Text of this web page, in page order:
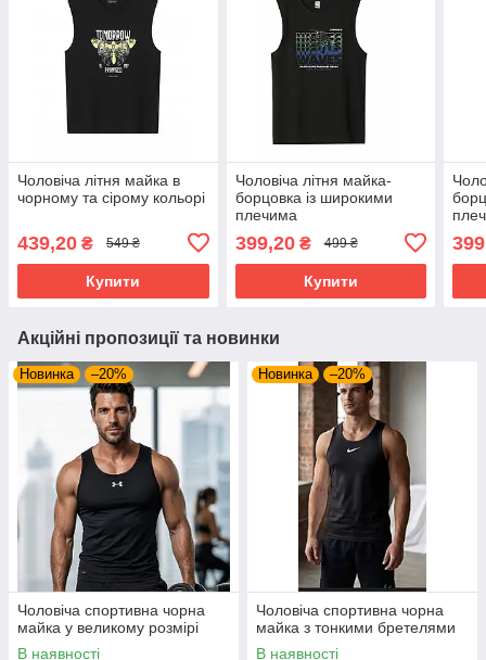
Чоловіча літня майка в
чорному та сірому кольорі
439,20 ₴ 549 ₴
Купити
Чоловіча літня майка-
борцовка із широкими
плечима
399,20₴ 499 ₴
Купити
Акційні пропозиції та новинки
Новинка –20%
Чоловіча спортивна чорна
майка у великому розмірі
В наявності
Новинка –20%
Чоловіча спортивна чорна
майка з тонкими бретелями
В наявності